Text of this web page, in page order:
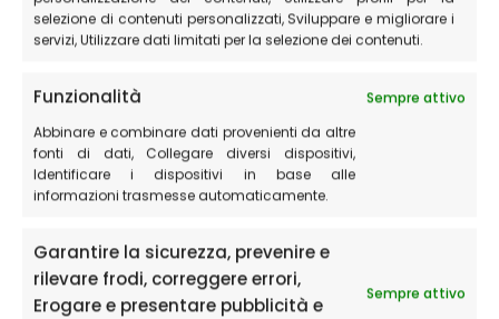
selezione di contenuti personalizzati, Sviluppare e migliorare i
servizi, Utilizzare dati limitati per la selezione dei contenuti.
Funzionalità
Sempre attivo
Abbinare e combinare dati provenienti da altre
fonti di dati, Collegare diversi dispositivi,
Identificare i dispositivi in base alle
informazioni trasmesse automaticamente.
Garantire la sicurezza, prevenire e
rilevare frodi, correggere errori,
Erogare e presentare pubblicità e
Sempre attivo
supporto di una guida?CONTATTACI